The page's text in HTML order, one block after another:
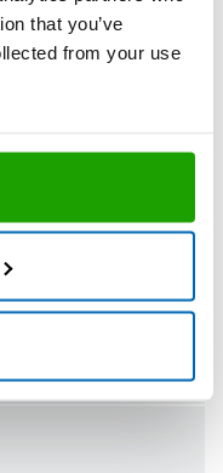
that you’ve
from your use